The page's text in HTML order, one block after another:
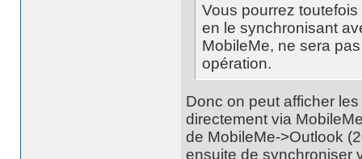
Vous pourrez
en le synchronisant
MobileMe, ne sera
opération.
Donc on peut afficher
directement via
de MobileMe->Outlook
ensuite de synchroniser